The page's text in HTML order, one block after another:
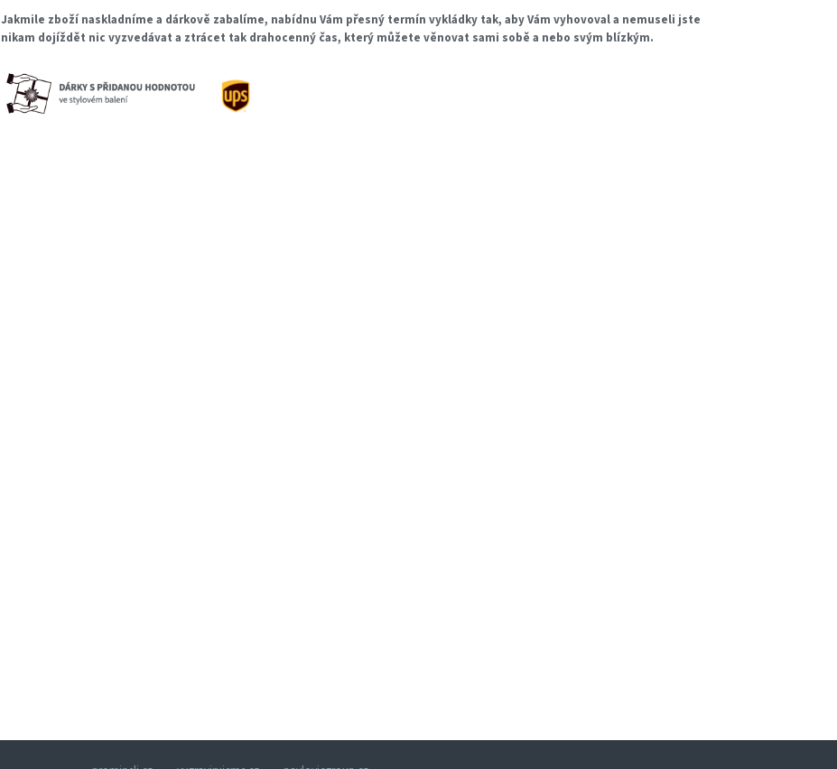
Jakmile zboží naskladníme a dárkově zabalíme, nabídnu Vám přesný termín vykládky tak, aby Vám vyhovoval a nemuseli jste
nikam dojíždět nic vyzvedávat a ztrácet tak drahocenný čas, který můžete věnovat sami sobě a nebo svým blízkým.